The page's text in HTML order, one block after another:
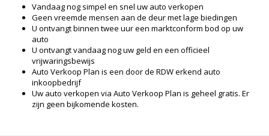
Vandaag nog simpel en snel uw auto verkopen
Geen vreemde mensen aan de deur met lage biedingen
U ontvangt binnen twee uur een marktconform bod op uw
auto
U ontvangt vandaag nog uw geld en een officieel
vrijwaringsbewijs
Auto Verkoop Plan is een door de RDW erkend auto
inkoopbedrijf
Uw auto verkopen via Auto Verkoop Plan is geheel gratis. Er
zijn geen bijkomende kosten.